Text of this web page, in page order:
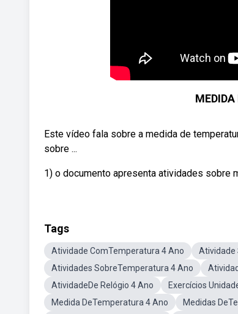
Este vídeo fala sobre a medida de
sobre ...
1) o documento apresenta atividades sobre
Tags
Atividade ComTemperatura 4 Ano Atividade
Atividades SobreTemperatura 4 Ano
AtividadeDe Relógio 4 Ano
Exercícios
Medida DeTemperatura 4 Ano
Medidas